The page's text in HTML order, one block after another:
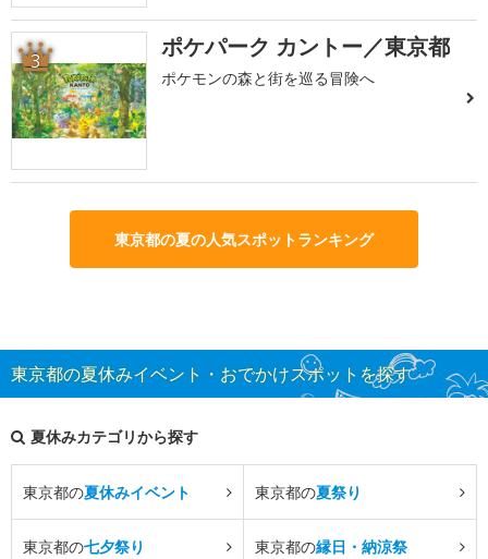
3 ポケパーク カントー／東京都
ポケモンの森と街を巡る冒険へ
東京都の夏の人気スポットランキング
東京都の夏休みイベント・おでかけスポットを探す
夏休みカテゴリから探す
東京都の夏休みイベント 東京都の夏祭り
東京都の七夕祭り 東京都の縁日・納涼祭